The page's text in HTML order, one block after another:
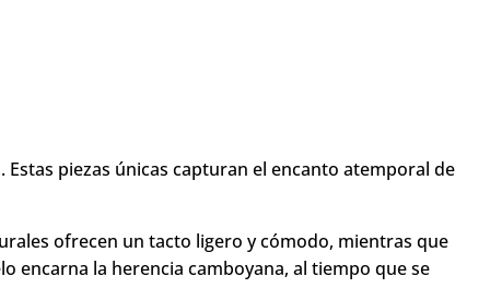
piezas únicas capturan el encanto atemporal de
ofrecen un tacto ligero y cómodo, mientras que